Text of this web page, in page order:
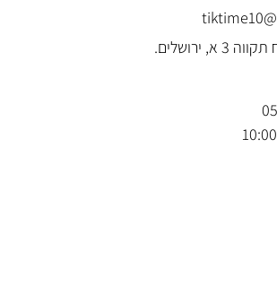
3 א, ירושלים.